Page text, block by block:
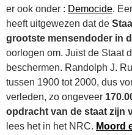
er ook onder : Democide.
heeft uitgewezen dat de
grootste mensendoder in
oorlogen om. Juist de Staat
beschermen. Randolph J.
tussen 1900 tot 2000, dus
verleden, zo ongeveer
opdracht van de staat zijn
lees het in het NRC. Moord